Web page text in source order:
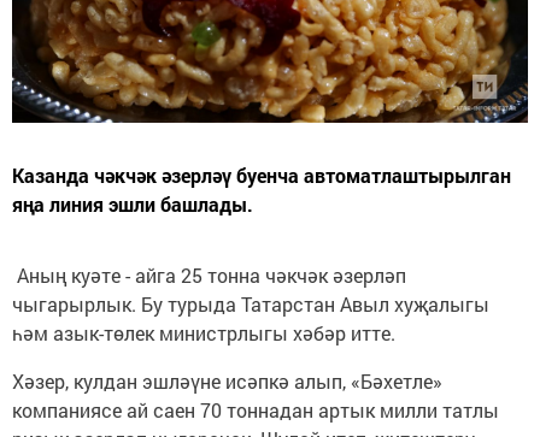
Казанда чәкчәк әзерләү буенча автоматлаштырылган
яңа линия эшли башлады.
Аның куәте - айга 25 тонна чәкчәк әзерләп
чыгарырлык. Бу турыда Татарстан Авыл хуҗалыгы
һәм азык-төлек министрлыгы хәбәр итте.
Хәзер, кулдан эшләүне исәпкә алып, «Бәхетле»
компаниясе ай саен 70 тоннадан артык милли татлы